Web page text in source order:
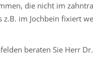
die nicht im
im Jochbein fixiert
beraten Sie Herr